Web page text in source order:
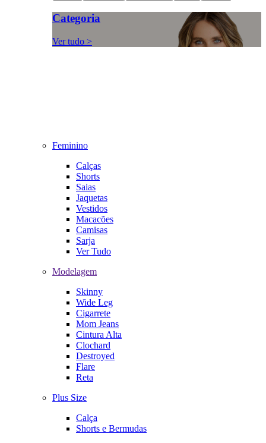
Categoria
Ver tudo >
Feminino
Calças
Shorts
Saias
Jaquetas
Vestidos
Macacões
Camisas
Sarja
Ver Tudo
Modelagem
Skinny
Wide Leg
Cigarrete
Mom Jeans
Cintura Alta
Clochard
Destroyed
Flare
Reta
Plus Size
Calça
Shorts e Bermudas